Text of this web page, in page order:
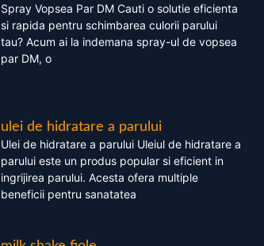
Spray Vopsea Par DM Cauti o solutie eficienta
si rapida pentru schimbarea culorii parului
tau? Acum ai la indemana spray-ul de vopsea
par DM, o
ulei de hidratare a parului
Ulei de hidratare a parului Uleiul de hidratare a
parului este un produs popular si eficient in
ingrijirea parului. Acesta ofera multiple
beneficii pentru sanatatea